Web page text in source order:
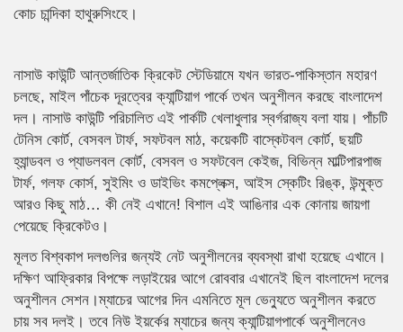
কোচ চান্দিকা হাথুরুসিংহে।
নাসাউ কাউন্টি আন্তর্জাতিক ক্রিকেট স্টেডিয়ামে যখন ভারত-পাকিস্তান মহারণ
চলছে, মাইল পাঁচেক দূরত্বের ক্যান্টিয়াগ পার্কে তখন অনুশীলন করছে বাংলাদেশ
দল। নাসাউ কাউন্টি পরিচালিত এই পার্কটি খেলাধুলার স্বর্গরাজ্য বলা যায়। পাঁচটি
টেনিস কোর্ট, বেসবল টার্ফ, সফটবল মাঠ, কয়েকটি বাস্কেটবল কোর্ট, ছয়টি
হ্যান্ডবল ও প্যাডলবল কোর্ট, বেসবল ও সফটবেল কেইজ, বিভিন্ন মাল্টিপারপাজ
টার্ফ, গলফ কোর্স, সুইমিং ও ডাইভিং কমপ্লেক্স, আইস স্কেটিং রিঙ্ক, উন্মুক্ত
আরও কিছু মাঠ… কী নেই এখানে! বিশাল এই আঙিনার এক কোনায় জায়গা
পেয়েছে ক্রিকেটও।
মূলত বিশ্বকাপ দলগুলির জন্যই নেট অনুশীলনের ব্যবস্থা রাখা হয়েছে এখানে।
দক্ষিণ আফ্রিকার বিপক্ষে লড়াইয়ের আগে রোববার এখানেই ছিল বাংলাদেশ দলের
অনুশীলন সেশন।ম্যাচের আগের দিন এমনিতে মূল ভেন্যুতে অনুশীলন করতে
চায় সব দলই। তবে নিউ ইয়র্কের ম্যাচের জন্য ক্যান্টিয়াগপার্কে অনুশীলনেও